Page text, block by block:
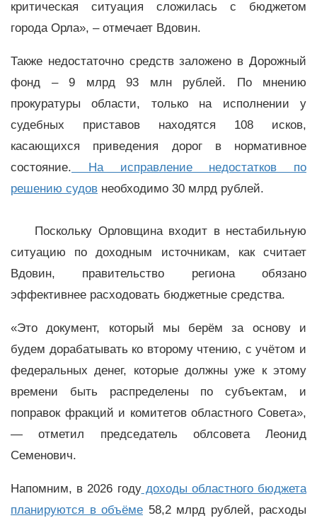
критическая ситуация сложилась с бюджетом
города Орла», – отмечает Вдовин.
Также недостаточно средств заложено в Дорожный
фонд – 9 млрд 93 млн рублей. По мнению
прокуратуры области, только на исполнении у
судебных приставов находятся 108 исков,
касающихся приведения дорог в нормативное
состояние. На исправление недостатков по
решению судов необходимо 30 млрд рублей.
Поскольку Орловщина входит в нестабильную
ситуацию по доходным источникам, как считает
Вдовин, правительство региона обязано
эффективнее расходовать бюджетные средства.
«Это документ, который мы берём за основу и
будем дорабатывать ко второму чтению, с учётом и
федеральных денег, которые должны уже к этому
времени быть распределены по субъектам, и
поправок фракций и комитетов областного Совета»,
— отметил председатель облсовета Леонид
Семенович.
Напомним, в 2026 годудоходы областного бюджета
планируются в объёме 58,2 млрд рублей, расходы